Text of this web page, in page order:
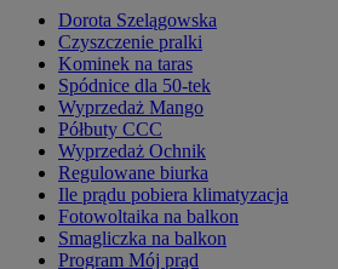
Dorota Szelągowska
Czyszczenie pralki
Kominek na taras
Spódnice dla 50-tek
Wyprzedaż Mango
Półbuty CCC
Wyprzedaż Ochnik
Regulowane biurka
Ile prądu pobiera klimatyzacja
Fotowoltaika na balkon
Smagliczka na balkon
Program Mój prąd